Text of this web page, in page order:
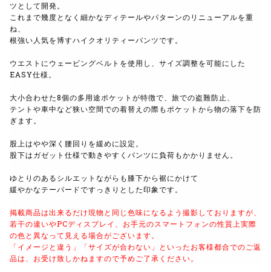
ツとして開発。
これまで幾度となく細かなディテールやパターンのリニューアルを重
ね、
根強い人気を博すハイクオリティーパンツです。
ウエストにウェービングベルトを使用し、サイズ調整を可能にした
EASY仕様。
大小合わせた8個の多用途ポケットが特徴で、旅での盗難防止、
テントや車中など狭い空間での着替えの際もポケットから物の落下を防
ぎます。
股上はやや深く腰回りを緩めに設定。
股下はガゼット仕様で動きやすくパンツに負荷もかかりません。
ゆとりのあるシルエットながらも膝下から裾にかけて
緩やかなテーパードですっきりとした印象です。
掲載商品は出来るだけ現物と同じ色味になるよう撮影しておりますが、
若干の違いやPCディスプレイ、お手元のスマートフォンの性質上実際
の色と異なって見える場合がございます。
「イメージと違う」「サイズが合わない」といったお客様都合でのご返
品は、お受け致しかねますので予めご了承ください。